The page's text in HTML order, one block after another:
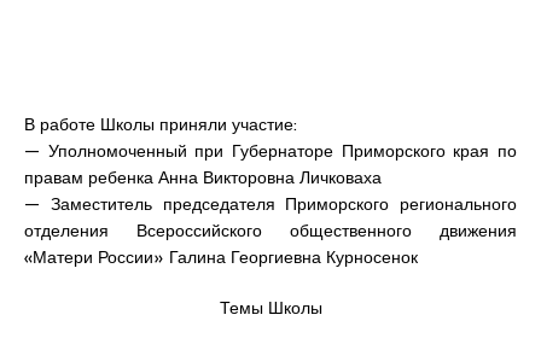
В работе Школы приняли участие:
— Уполномоченный при Губернаторе Приморского края по
правам ребенка Анна Викторовна Личковаха
— Заместитель председателя Приморского регионального
отделения Всероссийского общественного движения
«Матери России» Галина Георгиевна Курносенок
Темы Школы